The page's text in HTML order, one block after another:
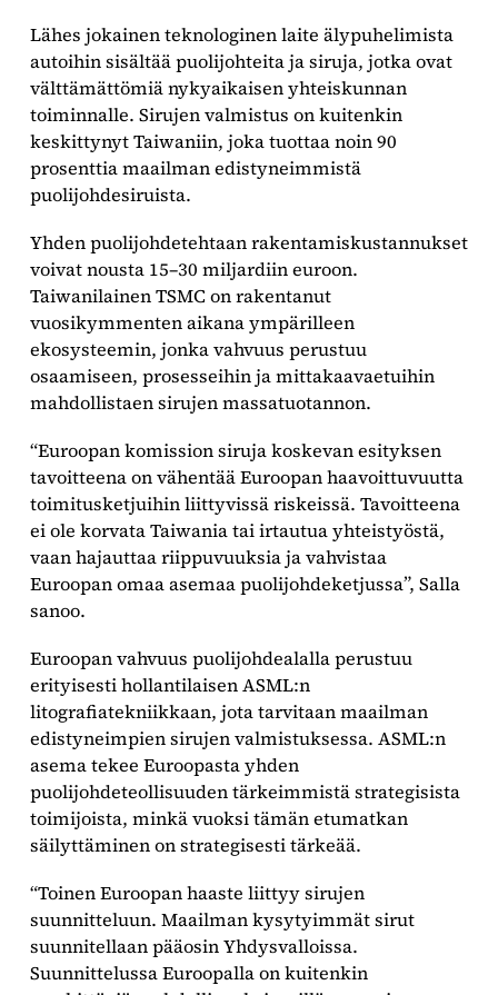
Lähes jokainen teknologinen laite älypuhelimista
autoihin sisältää puolijohteita ja siruja, jotka ovat
välttämättömiä nykyaikaisen yhteiskunnan
toiminnalle. Sirujen valmistus on kuitenkin
keskittynyt Taiwaniin, joka tuottaa noin 90
prosenttia maailman edistyneimmistä
puolijohdesiruista.
Yhden puolijohdetehtaan rakentamiskustannukset
voivat nousta 15–30 miljardiin euroon.
Taiwanilainen TSMC on rakentanut
vuosikymmenten aikana ympärilleen
ekosysteemin, jonka vahvuus perustuu
osaamiseen, prosesseihin ja mittakaavaetuihin
mahdollistaen sirujen massatuotannon.
“Euroopan komission siruja koskevan esityksen
tavoitteena on vähentää Euroopan haavoittuvuutta
toimitusketjuihin liittyvissä riskeissä. Tavoitteena
ei ole korvata Taiwania tai irtautua yhteistyöstä,
vaan hajauttaa riippuvuuksia ja vahvistaa
Euroopan omaa asemaa puolijohdeketjussa”, Salla
sanoo.
Euroopan vahvuus puolijohdealalla perustuu
erityisesti hollantilaisen ASML:n
litografiatekniikkaan, jota tarvitaan maailman
edistyneimpien sirujen valmistuksessa. ASML:n
asema tekee Euroopasta yhden
puolijohdeteollisuuden tärkeimmistä strategisista
toimijoista, minkä vuoksi tämän etumatkan
säilyttäminen on strategisesti tärkeää.
“Toinen Euroopan haaste liittyy sirujen
suunnitteluun. Maailman kysytyimmät sirut
suunnitellaan pääosin Yhdysvalloissa.
Suunnittelussa Euroopalla on kuitenkin